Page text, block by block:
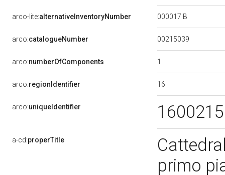
arco-lite:alternativeInventoryNumber 000017 B
arco:catalogueNumber 00215039
arco:numberOfComponents 1
arco:regionIdentifier 16
arco:uniqueIdentifier
a-cd:properTitle
primo